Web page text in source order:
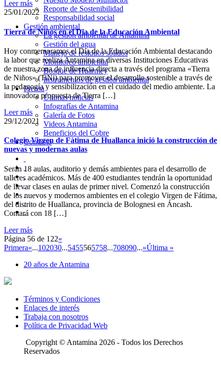
Reporte de Sostenibilidad
Responsabilidad social
Gestión ambiental
La gestión ambiental de Antamina
Gestión del agua
Manejo de residuos sólidos
Monitoreo ambiental
Bosque de Huarmey
Instrumentos de gestión ambiental
Prensa
Últimas noticias
Infografías de Antamina
Galería de Fotos
Videos Antamina
Beneficios del Cobre
Contacto
Leer más
25/01/2022
Tierra de Niños en el Día de la Educación Ambiental
Hoy conmemoramos el Día de la Educación Ambiental destacando
la labor que realiza Antamina en diversas Instituciones Educativas
de nuestra zona de influencia directa a través del programa «Tierra
de Niños» (TiNi) para promover el desarrollo sostenible a través de
la pedagogía y sensibilización en el cuidado del medio ambiente. La
innovadora propuesta de Tierra […]
Leer más
29/12/2021
Colegio Virgen de Fátima de Huallanca inició la construcción de
nuevas y modernas aulas
Serán 18 aulas, auditorio y demás ambientes para el desarrollo de
talleres académicos. Más de 400 estudiantes tendrán la oportunidad
de llevar clases en aulas de primer nivel. Comenzó la construcción
de los nuevos y modernos ambientes en el colegio Virgen de Fátima,
del distrito de Huallanca, provincia de Bolognesi en Áncash.
Contará con 18 […]
Leer más
Página 56 de 122«
Primera«...102030...5455565758...708090...»Última »
20 años de Antamina
Términos y Condiciones
Enlaces de interés
Trabaja con nosotros
Política de Privacidad Web
Copyright © Antamina 2026 - Todos los Derechos
Reservados